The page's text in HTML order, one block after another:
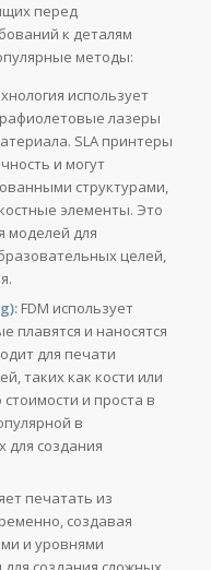
перед
к деталям
методы:
использует
лазеры
SLA принтеры
и могут
структурами,
элементы. Это
моделей для
целей,
FDM использует
плавятся и наносятся
для печати
таких как кости или
и проста в
в
для создания
печатать из
создавая
и уровнями